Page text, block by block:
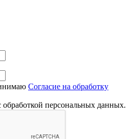
Согласие на обработку
персональных данных.